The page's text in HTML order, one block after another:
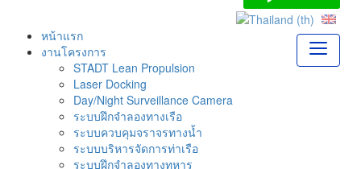
หน้าแรก
งานโครงการ
STADT Lean Propulsion
Laser Docking
Day/Night Surveillance Camera
ระบบฝึกจำลองทางเรือ
ระบบควบคุมจราจรทางน้ำ
ระบบบริหารจัดการท่าเรือ
ระบบฝึกจำลองทางทหาร